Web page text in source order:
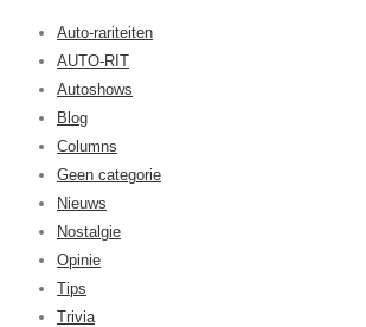
Auto-rariteiten
AUTO-RIT
Autoshows
Blog
Columns
Geen categorie
Nieuws
Nostalgie
Opinie
Tips
Trivia